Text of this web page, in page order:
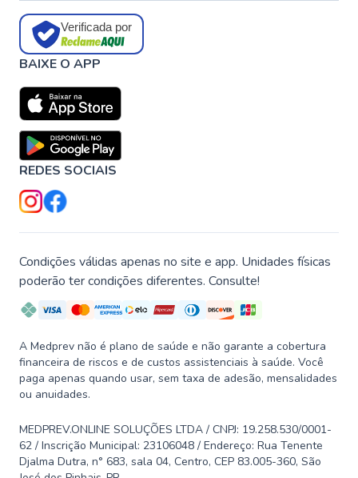
Verificada por
BAIXE O APP
REDES SOCIAIS
Condições válidas apenas no site e app. Unidades físicas
poderão ter condições diferentes. Consulte!
A Medprev não é plano de saúde e não garante a cobertura
financeira de riscos e de custos assistenciais à saúde. Você
paga apenas quando usar, sem taxa de adesão, mensalidades
ou anuidades.
MEDPREV.ONLINE SOLUÇÕES LTDA / CNPJ: 19.258.530/0001-
62 / Inscrição Municipal: 23106048 / Endereço: Rua Tenente
Djalma Dutra, n° 683, sala 04, Centro, CEP 83.005-360, São